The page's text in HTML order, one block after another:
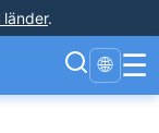
länder.
🌐 ☰